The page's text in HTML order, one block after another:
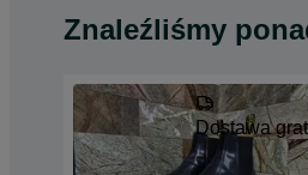
Znaleźliśmy
Dostawa